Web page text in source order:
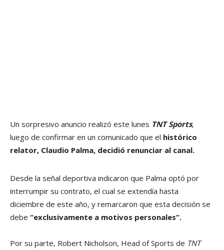
Un sorpresivo anuncio realizó este lunes TNT Sports,
luego de confirmar en un comunicado que el histórico
relator, Claudio Palma, decidió renunciar al canal.
Desde la señal deportiva indicaron que Palma optó por
interrumpir su contrato, el cual se extendía hasta
diciembre de este año, y remarcaron que esta decisión se
debe “exclusivamente a motivos personales”.
Por su parte, Robert Nicholson, Head of Sports de TNT